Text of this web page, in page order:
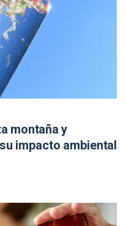
montaña y
impacto ambiental